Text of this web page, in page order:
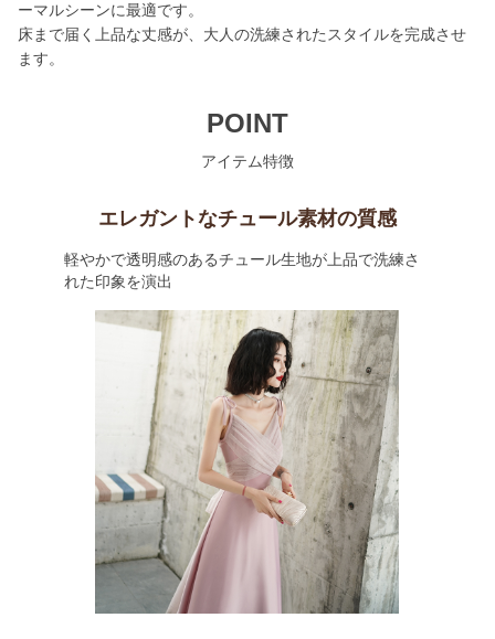
ーマルシーンに最適です。
床まで届く上品な丈感が、大人の洗練されたスタイルを完成させ
ます。
POINT
アイテム特徴
エレガントなチュール素材の質感
軽やかで透明感のあるチュール生地が上品で洗練さ
れた印象を演出